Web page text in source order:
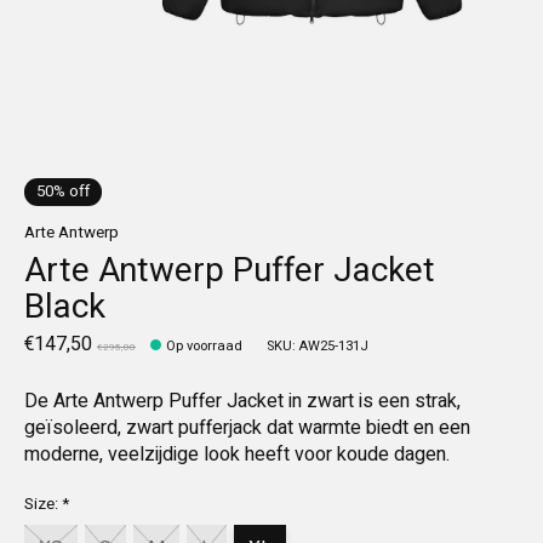
50% off
Arte Antwerp
Arte Antwerp Puffer Jacket
Black
€147,50 €295,00 Op voorraad SKU: AW25-131J
De Arte Antwerp Puffer Jacket in zwart is een strak,
geïsoleerd, zwart pufferjack dat warmte biedt en een
moderne, veelzijdige look heeft voor koude dagen.
Size:*